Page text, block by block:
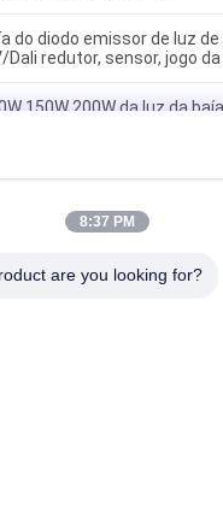
do diodo emissor de luz de
Dali redutor, sensor, jogo
150W 200W da luz da
do NSF IP66 para a
populares
8:37 PM
are you looking for?